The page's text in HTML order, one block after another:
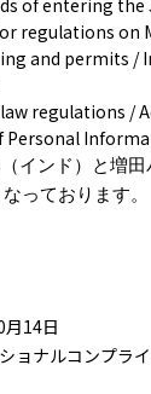
of entering the
regulations on
and permits /
regulations /
Personal
インド）と増田
っております。
14日
ショナルコンプラ